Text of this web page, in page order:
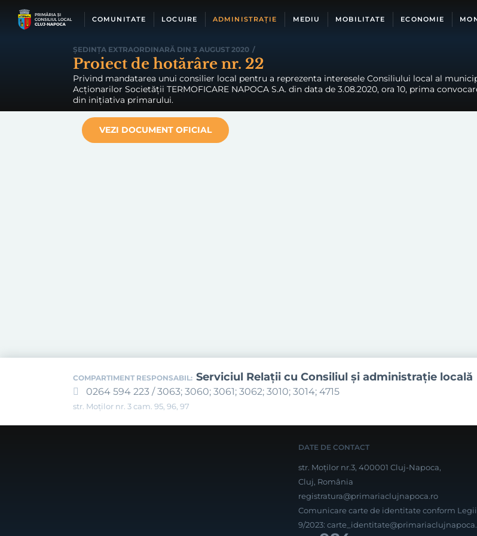
COMUNITATE LOCUIRE ADMINISTRAȚIE MEDIU MOBILITATE ECONOMIE
ȘEDINȚA EXTRAORDINARĂ DIN 3 AUGUST 2020 /
Proiect de hotărâre nr. 22
Privind mandatarea unui consilier local pentru a reprezenta interesele Consiliului local al
Acționarilor Societății TERMOFICARE NAPOCA S.A. din data de 3.08.2020, ora 10, prima
din inițiativa primarului.
VEZI DOCUMENT OFICIAL
COMPARTIMENT RESPONSABIL: Serviciul Relaţii cu Consiliul şi administraţie locală
0264 594 223 / 3063; 3060; 3061; 3062; 3010; 3014; 4715
str. Moților nr. 3 cam. 95, 96, 97
DATE DE CONTACT
str. Moților nr.3, 400001 Cluj-Napoca,
Cluj, România
registratura@primariaclujnapoca.ro
Comunicare carte de identitate conform Legii
9/2023: